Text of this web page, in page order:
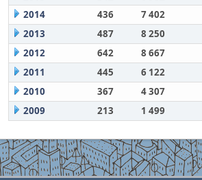
2014
436 7 402
2013
487 8 250
2012
642 8 667
2011
445 6 122
2010
367 4 307
2009
213 1 499